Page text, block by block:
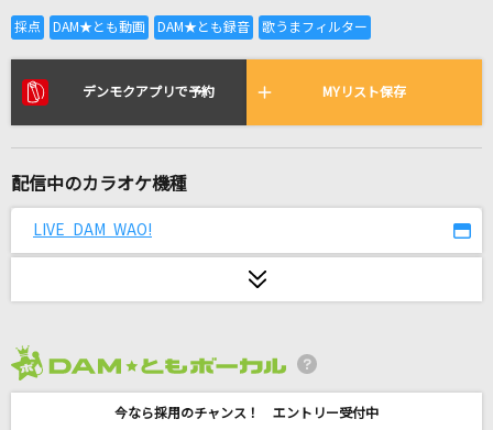
全国りれき
リアルタイムで歌われている曲の一覧
セントレイ
Subtitle
Mrs. GREEN APPLE
デンモクアプリで予約 MYリスト保存
配信中のカラオケ機種
LIVE DAM WAO!
今なら採用のチャンス！ エントリー受付中